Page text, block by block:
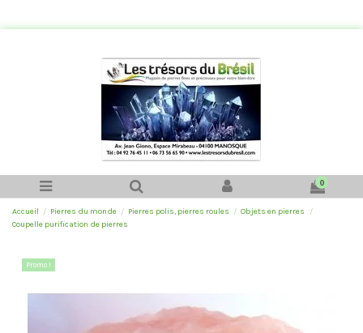
0
Accueil Pierres du monde Pierres polis, pierres roules
Objets en pierres
Coupelle purification de pierres
Promo !